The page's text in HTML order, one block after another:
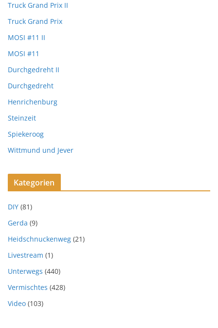
Truck Grand Prix II
Truck Grand Prix
MOSI #11 II
MOSI #11
Durchgedreht II
Durchgedreht
Henrichenburg
Steinzeit
Spiekeroog
Wittmund und Jever
Kategorien
DIY (81)
Gerda (9)
Heidschnuckenweg (21)
Livestream (1)
Unterwegs (440)
Vermischtes (428)
Video (103)